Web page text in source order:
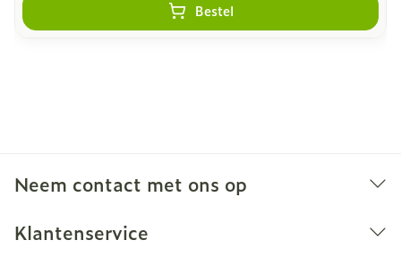
Bestel
Neem contact met ons op
Klantenservice